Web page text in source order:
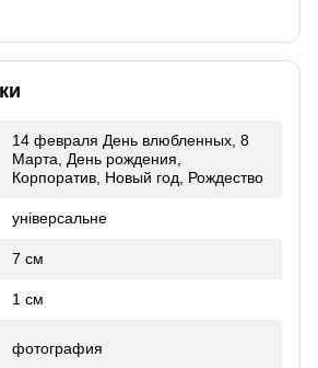
14 февраля День влюбленных, 8
Марта, День рождения,
Корпоратив, Новый год, Рождество
універсальне
7 см
1 см
фотография